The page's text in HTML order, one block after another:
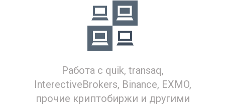
Работа с quik, transaq,
InterectiveBrokers, Binance, EXMO,
прочие криптобиржи и другими